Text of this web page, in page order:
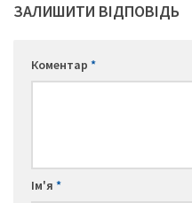
ЗАЛИШИТИ ВІДПОВІДЬ
Коментар *
Ім'я *